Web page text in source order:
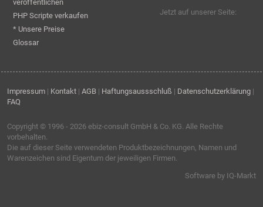
veröffentlichen
PHP Scripte verkaufen
* Unsere Preise
Glossar
Jetzt auf unserer Seite:
Impressum | Kontakt | AGB | Haftungsaussschluß | Datenschutzerklärung |
FAQ
Copyright © 1996 - 2026 ebiz-consult GmbH & Co. KG . Alle Rechte
vorbehalten.
Die auf dieser Seite verwendeten Produktbezeichnungen, Namen und
Warenzeichen sind Eigentum der jeweiligen Firmen.
Software by IQ-Markt